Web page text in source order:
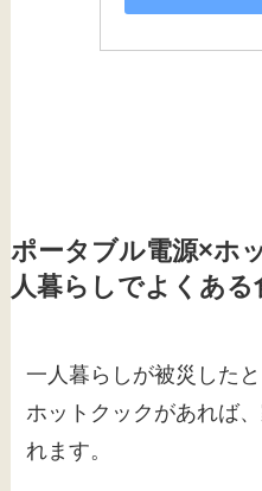
ポータブル電源×ホ
人暮らしでよくある
一人暮らしが被災した
ホットクックがあれば
れます。